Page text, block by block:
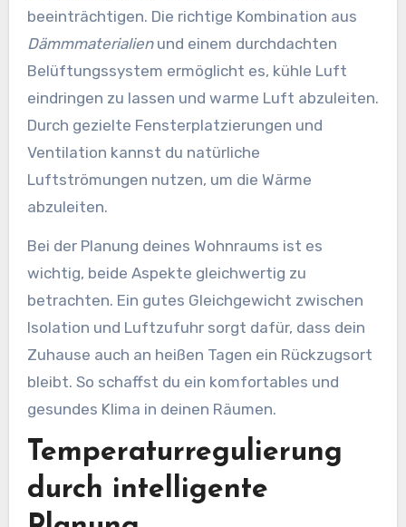
beeinträchtigen. Die richtige Kombination aus
Dämmmaterialienund einem durchdachten
Belüftungssystem ermöglicht es, kühle Luft
eindringen zu lassen und warme Luft abzuleiten.
Durch gezielte Fensterplatzierungen und
Ventilation kannst du natürliche
Luftströmungen nutzen, um die Wärme
abzuleiten.
Bei der Planung deines Wohnraums ist es
wichtig, beide Aspekte gleichwertig zu
betrachten. Ein gutes Gleichgewicht zwischen
Isolation und Luftzufuhr sorgt dafür, dass dein
Zuhause auch an heißen Tagen ein Rückzugsort
bleibt. So schaffst du ein komfortables und
gesundes Klima in deinen Räumen.
Temperaturregulierung
durch intelligente